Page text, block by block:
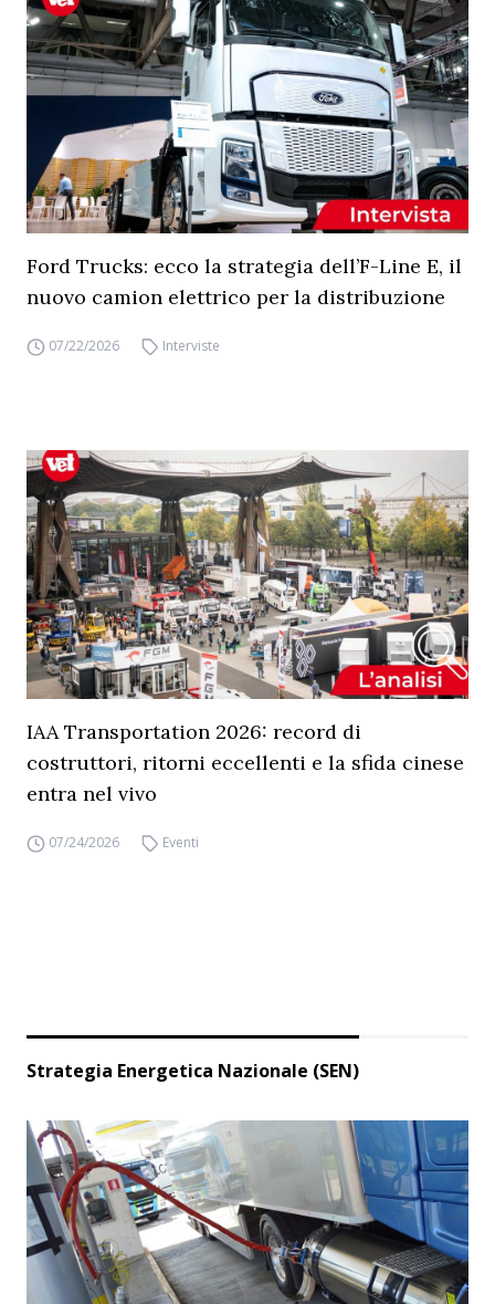
Ford Trucks: ecco la strategia dell’F-Line E, il
nuovo camion elettrico per la distribuzione
07/22/2026 Interviste
IAA Transportation 2026: record di
costruttori, ritorni eccellenti e la sfida cinese
entra nel vivo
07/24/2026 Eventi
Strategia Energetica Nazionale (SEN)